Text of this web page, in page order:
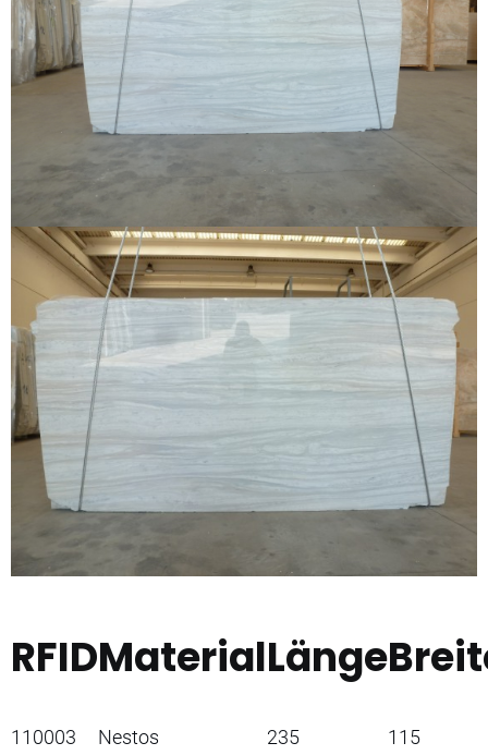
RFIDMaterialLänge
110003 Nestos 235 115